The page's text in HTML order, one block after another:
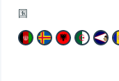
国